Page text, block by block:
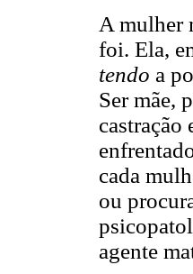
A mulher
foi. Ela,
tendo a
Ser mãe,
cada
ou
agente